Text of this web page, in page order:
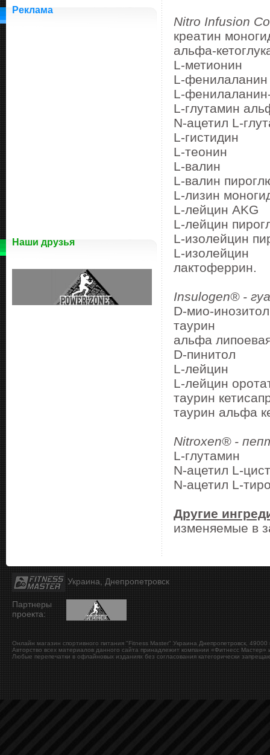
Реклама
Наши друзья
Nitro Infusion
креатин
альфа-
L-метионин
L-
L-
L-глутамин
N-ацетил L-
L-гистидин
L-теонин
L-валин
L-валин
L-лизин
L-лейцин AKG
L-лейцин
L-изолейцин
L-изолейцин
лактоферрин.
Insulogen® -
D-мио-
таурин
альфа
D-пинитол
L-лейцин
L-лейцин
таурин
таурин альфа
Nitroxen® -
L-глутамин
N-ацетил L-
N-ацетил L-
Другие
изменяемые в
Украина, Днепропетровск
Партнеры
проекта:
Онлайн магазин спортивного питания "Fitness Master" Украина Днепропетровск, 49000
Авторство всех материалов данного сайта принадлежит компании «Фитнесс Мастер»
Любые перепечатки в офлайновых изданиях без согласования категорически